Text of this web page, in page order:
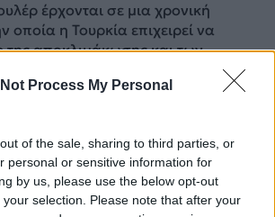
Process My Personal
of the sale, sharing to third parties, or
personal or sensitive information for
by us, please use the below opt-out
selection. Please note that after your
έρχονται σε μια χρονική
οποία η Τουρκία επιχειρεί να
της αποκλιμάκωσης και των
Ωστόσο, στην Αθήνα εκτιμούν ότι
περί διαλόγου παραμένει
στρατηγική αμφισβήτησης.
επιμένει ότι η ενίσχυση των
απολύτως νόμιμο και αναγκαίο
σε μια χώρα η οποία
από τα ελληνικά νησιά